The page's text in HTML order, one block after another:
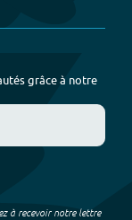
grâce à notre
à recevoir notre lettre